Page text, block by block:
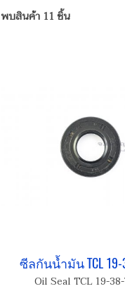
พบสินค้า 11 ชิ้น
ซีลกันน้ำมัน TCL 19-
Oil Seal TCL 19-